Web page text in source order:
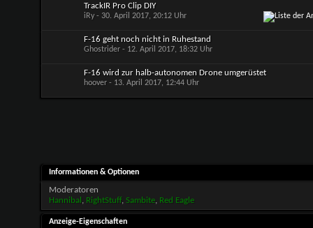
TrackIR Pro Clip DIY
iRy- 30. April 2017, 20:12 Uhr
F-16 geht noch nicht in Ruhestand
Ghostrider- 12. April 2017, 18:32 Uhr
F-16 wird zur halb-autonomen Drone umgerüstet
hoover- 13. April 2017, 12:44 Uhr
Informationen & Optionen
Moderatoren
Hannibal , RightStuff, Sambite, Red Eagle
Anzeige-Eigenschaften